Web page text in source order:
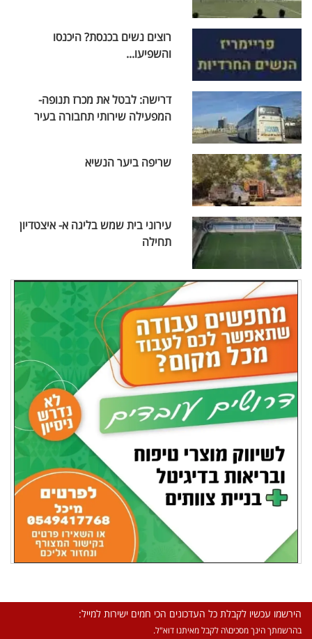
רוצים נשים בכנסת? היכנסו
והשפיעו...
דרישה: לבטל את מכרז תנופה-
המפעילה שירותי תחבורה בעיר
שריפה ביער הנשיא
עירוני בית שמש בליגה א- איצטדיון
תחילה
הירשמו עכשיו לקבלת כל העדכונים הכי חמים ישירות למייל:
בהרשמתך הינך מסכים\ה לקבל מאיתנו דוא"ל.